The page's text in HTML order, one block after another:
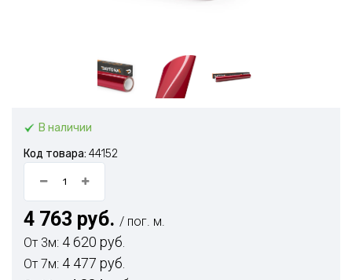
В наличии
Код товара: 44152
4 763 руб. / пог. м.
От 3м: 4 620 руб.
От 7м: 4 477 руб.